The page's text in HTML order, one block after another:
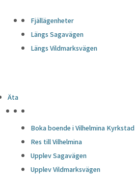
Fjällägenheter
Längs Sagavägen
Längs Vildmarksvägen
Äta
Boka boende i Vilhelmina Kyrkstad
Res till Vilhelmina
Upplev Sagavägen
Upplev Vildmarksvägen